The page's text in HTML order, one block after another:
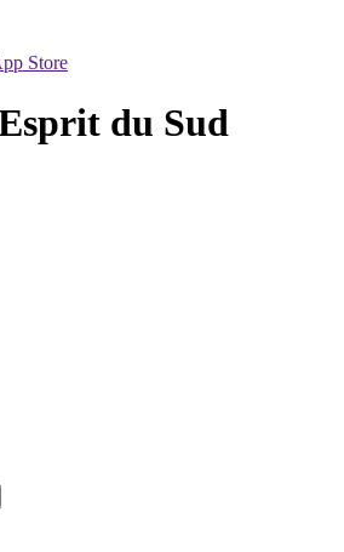
Store
du Sud